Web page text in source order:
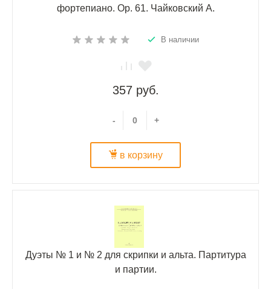
фортепиано. Ор. 61. Чайковский А.
В наличии
357 руб.
- +
в корзину
Дуэты № 1 и № 2 для скрипки и альта. Партитура
и партии.